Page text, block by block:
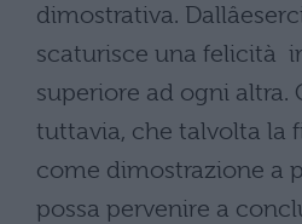
dimostrativa.
scaturisce una felicità
superiore ad ogni altra.
tuttavia, che talvolta la
come dimostrazione a
possa pervenire a